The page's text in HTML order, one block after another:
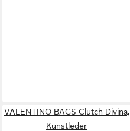
VALENTINO BAGS Clutch Divina,
Kunstleder